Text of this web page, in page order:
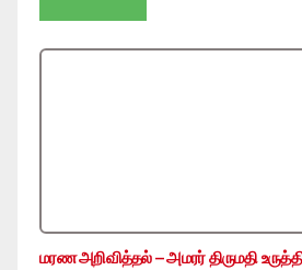
மரண அறிவித்தல் – அமரர் திருமதி